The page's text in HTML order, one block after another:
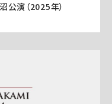
公演（2025年）